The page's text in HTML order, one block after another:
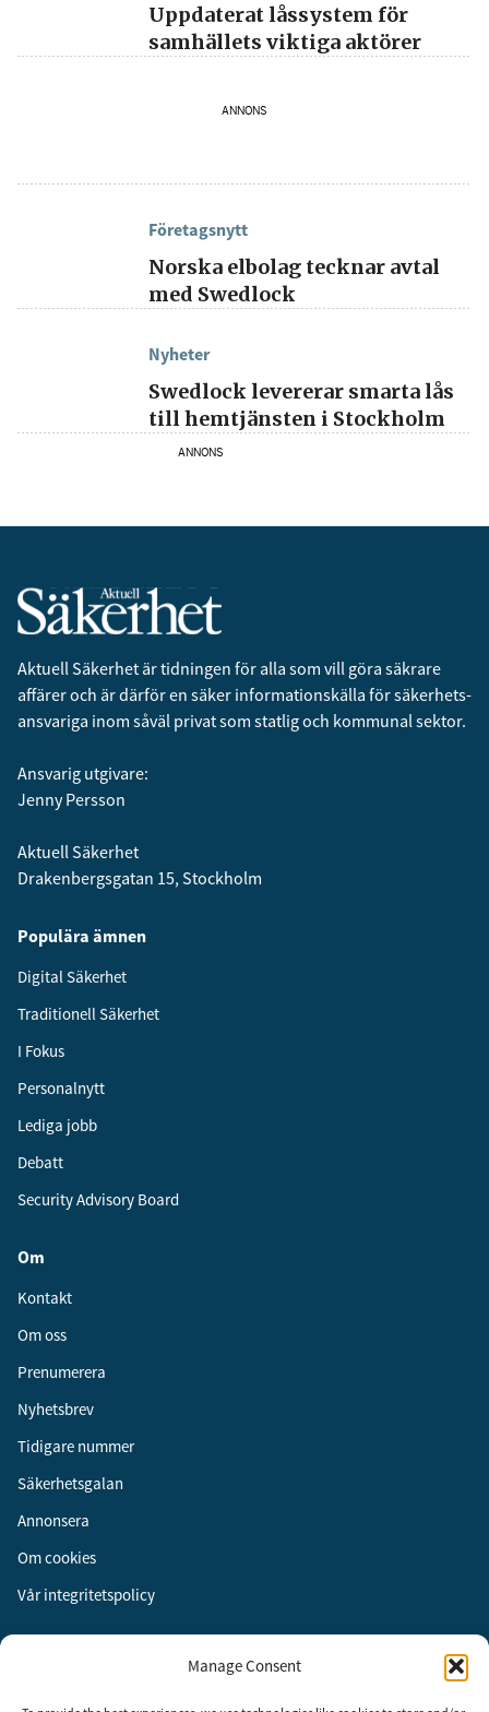
Manage Consent
Uppdaterat låssystem för
samhällets viktiga aktörer
ANNONS
Företagsnytt
Norska elbolag tecknar avtal
med Swedlock
Nyheter
Swedlock levererar smarta lås
till hemtjänsten i Stockholm
ANNONS
Aktuell Säkerhet är tidningen för alla som vill göra säkrare
affärer och är därför en säker informationskälla för säkerhets­
ansvariga inom såväl privat som statlig och kommunal sektor.
Ansvarig utgivare:
Jenny Persson
Aktuell Säkerhet
Drakenbergsgatan 15, Stockholm
Populära ämnen
Digital Säkerhet
Traditionell Säkerhet
I Fokus
Personalnytt
Lediga jobb
Debatt
Security Advisory Board
Om
Kontakt
Om oss
Prenumerera
Nyhetsbrev
Tidigare nummer
Säkerhetsgalan
Annonsera
Om cookies
Vår integritetspolicy